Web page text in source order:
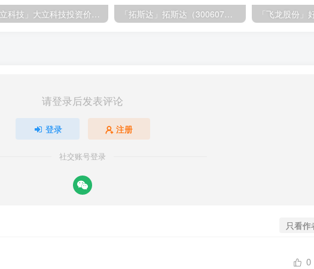
「大立科技」大立科技投资价值揭秘：红外芯片领军者的市场布局与未来潜力 「拓斯达」拓斯达（300607）：智能制造龙头，未来增长潜力巨大
请登录后发表评论
登录 注册
社交账号登录
只看作
0